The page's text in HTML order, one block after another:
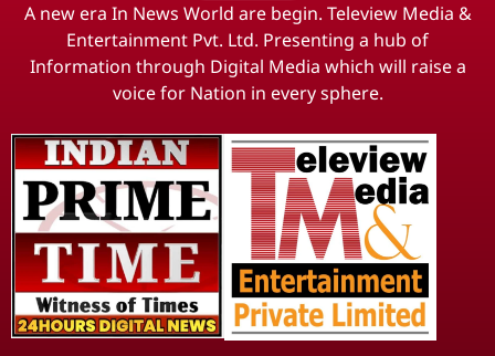
A new era In News World are begin. Teleview Media &
Entertainment Pvt. Ltd. Presenting a hub of
Information through Digital Media which will raise a
voice for Nation in every sphere.